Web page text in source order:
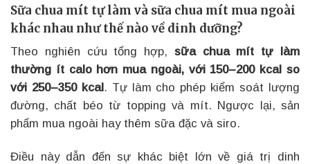
Sữa chua mít tự làm và sữa chua mít mua ngoài
khác nhau như thế nào về dinh dưỡng?
Theo nghiên cứu tổng hợp, sữa chua mít tự làm
thường ít calo hơn mua ngoài, với 150–200 kcal so
với 250–350 kcal. Tự làm cho phép kiểm soát lượng
đường, chất béo từ topping và mít. Ngược lại, sản
phẩm mua ngoài hay thêm sữa đặc và siro.
Điều này dẫn đến sự khác biệt lớn về giá trị dinh